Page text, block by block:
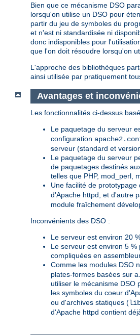
Bien que ce mécanisme DSO
lorsqu'on utilise un DSO pour
partir du jeu de symboles du
et n'est ni standardisée ni
donc indisponibles pour
que l'on doit résoudre lorsqu'on
L'approche des bibliothèques
ainsi utilisée par pratiquement
Avantages et
Les fonctionnalités ci-dessus
Le paquetage du serveur
configuration
serveur (standard et
Le paquetage du serveur
de paquetages destinés
telles que PHP, mod_perl,
Une facilité de
d'Apache httpd, et d'autre
module fraîchement
Inconvénients des DSO :
Le serveur est environ 20
Le serveur est environ 5
compliquées en
Comme les modules DSO
plates-formes basées sur
utiliser le mécanisme DSO
les symboles du coeur
ou d'archives statiques (
d'Apache httpd contient